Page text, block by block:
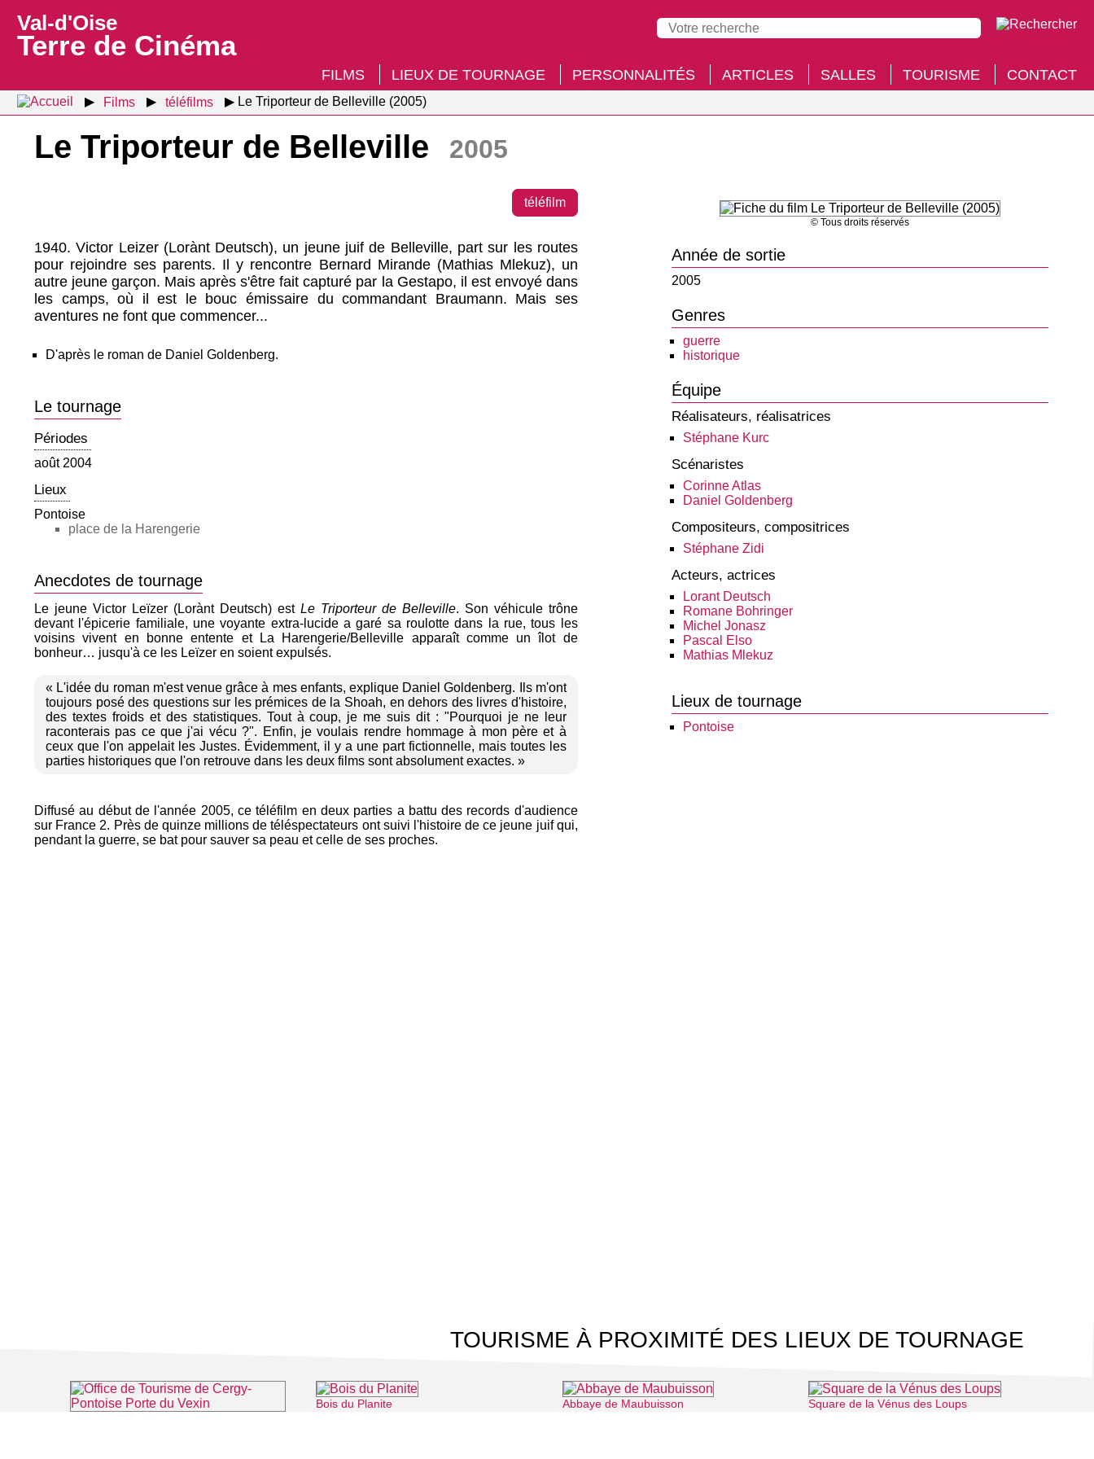
Val-d'Oise
Terre de Cinéma
FILMS LIEUX DE TOURNAGE PERSONNALITÉS ARTICLES SALLES TOURISME CONTACT
Films téléfilms Le Triporteur de Belleville (2005)
Le Triporteur de Belleville 2005
téléfilm
1940. Victor Leizer (Lorànt Deutsch), un jeune juif de Belleville, part sur les routes
pour rejoindre ses parents. Il y rencontre Bernard Mirande (Mathias Mlekuz), un
autre jeune garçon. Mais après s'être fait capturé par la Gestapo, il est envoyé dans
les camps, où il est le bouc émissaire du commandant Braumann. Mais ses
aventures ne font que commencer...
D'après le roman de Daniel Goldenberg.
Le tournage
Périodes
août 2004
Lieux
Pontoise
place de la Harengerie
Anecdotes de tournage
Le jeune Victor Leïzer (Lorànt Deutsch) est Le Triporteur de Belleville. Son véhicule trône
devant l'épicerie familiale, une voyante extra-lucide a garé sa roulotte dans la rue, tous les
voisins vivent en bonne entente et La Harengerie/Belleville apparaît comme un îlot de
bonheur… jusqu'à ce les Leïzer en soient expulsés.
« L'idée du roman m'est venue grâce à mes enfants, explique Daniel Goldenberg. Ils m'ont
toujours posé des questions sur les prémices de la Shoah, en dehors des livres d'histoire,
des textes froids et des statistiques. Tout à coup, je me suis dit : "Pourquoi je ne leur
raconterais pas ce que j'ai vécu ?". Enfin, je voulais rendre hommage à mon père et à
ceux que l'on appelait les Justes. Évidemment, il y a une part fictionnelle, mais toutes les
parties historiques que l'on retrouve dans les deux films sont absolument exactes. »
Diffusé au début de l'année 2005, ce téléfilm en deux parties a battu des records d'audience
sur France 2. Près de quinze millions de téléspectateurs ont suivi l'histoire de ce jeune juif qui,
pendant la guerre, se bat pour sauver sa peau et celle de ses proches.
© Tous droits réservés
Année de sortie
2005
Genres
guerre
historique
Équipe
Réalisateurs, réalisatrices
Stéphane Kurc
Scénaristes
Corinne Atlas
Daniel Goldenberg
Compositeurs, compositrices
Stéphane Zidi
Acteurs, actrices
Lorant Deutsch
Romane Bohringer
Michel Jonasz
Pascal Elso
Mathias Mlekuz
Lieux de tournage
Pontoise
TOURISME À PROXIMITÉ DES LIEUX DE TOURNAGE
Bois du Planite
Abbaye de Maubuisson
Square de la Vénus des Loups